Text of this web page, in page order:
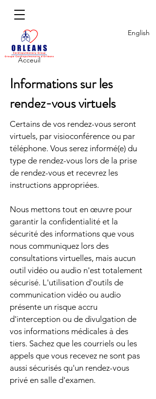
Acceuil
English
Informations sur les
rendez-vous virtuels
Certains de vos rendez-vous seront
virtuels, par visioconférence ou par
téléphone. Vous serez informé(e) du
type de rendez-vous lors de la prise
de rendez-vous et recevrez les
instructions appropriées.
Nous mettons tout en œuvre pour
garantir la confidentialité et la
sécurité des informations que vous
nous communiquez lors des
consultations virtuelles, mais aucun
outil vidéo ou audio n'est totalement
sécurisé. L'utilisation d'outils de
communication vidéo ou audio
présente un risque accru
d'interception ou de divulgation de
vos informations médicales à des
tiers. Sachez que les courriels ou les
appels que vous recevez ne sont pas
aussi sécurisés qu'un rendez-vous
privé en salle d'examen.